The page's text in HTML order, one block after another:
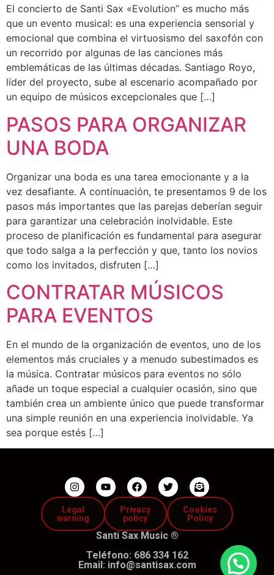
El concierto de Santi Sax «Evolution” es mucho más
que un evento musical: es una experiencia sensorial y
emocional que combina el virtuosismo del saxofón con
un recorrido por algunas de las canciones más
emblemáticas de las últimas décadas. Santiago Royo,
líder del proyecto, sube al escenario acompañado por
un equipo de músicos excepcionales que […]
PASOS PARA ORGANIZAR
UNA BODA
Organizar una boda es una tarea emocionante y a la
vez desafiante. A continuación, te presentamos 9 de los
pasos más importantes que las parejas deberían seguir
para garantizar una celebración inolvidable. Este
proceso de planificación es fundamental para asegurar
que todo salga a la perfección y que, tanto los novios
como los invitados, disfruten […]
CONTRATAR MÚSICOS
PARA EVENTOS
En el mundo de la organización de eventos, uno de los
elementos más cruciales y a menudo subestimados es
la música. Contratar músicos para eventos no sólo
añade un toque especial a cualquier ocasión, sino que
también crea un ambiente único que puede transformar
una simple reunión en una experiencia inolvidable. Ya
sea porque estés […]
Legal
warning
Privacy
policy
Cookies
Policy
Santi Sax Music®
Teléfono: 686 334 162
Email: info@santisax.com